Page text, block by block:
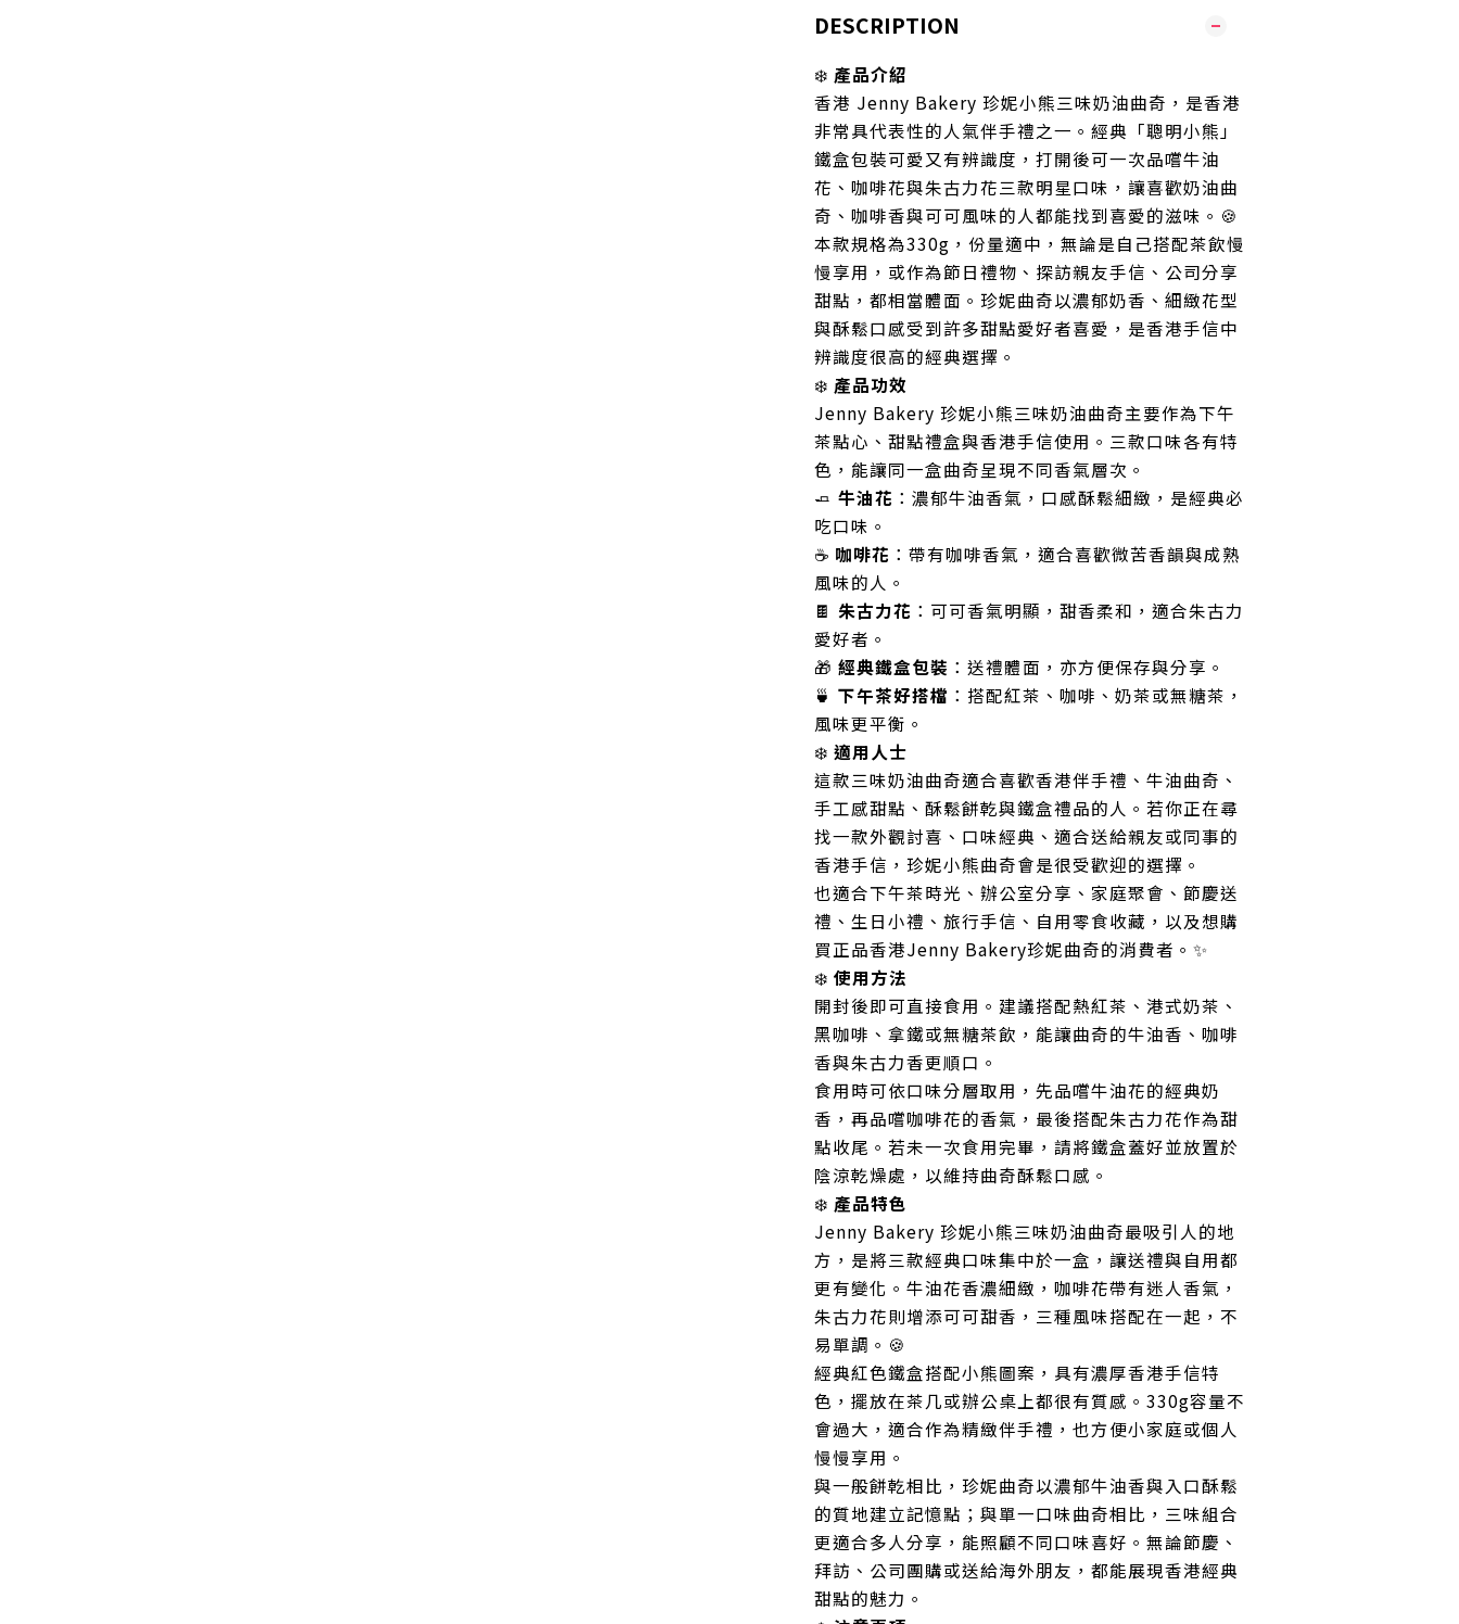
DESCRIPTION
❄️ 產品介紹
香港 Jenny Bakery 珍妮小熊三味奶油曲奇，是香港
非常具代表性的人氣伴手禮之一。經典「聰明小熊」
鐵盒包裝可愛又有辨識度，打開後可一次品嚐牛油
花、咖啡花與朱古力花三款明星口味，讓喜歡奶油曲
奇、咖啡香與可可風味的人都能找到喜愛的滋味。🍪
本款規格為330g，份量適中，無論是自己搭配茶飲慢
慢享用，或作為節日禮物、探訪親友手信、公司分享
甜點，都相當體面。珍妮曲奇以濃郁奶香、細緻花型
與酥鬆口感受到許多甜點愛好者喜愛，是香港手信中
辨識度很高的經典選擇。
❄️ 產品功效
Jenny Bakery 珍妮小熊三味奶油曲奇主要作為下午
茶點心、甜點禮盒與香港手信使用。三款口味各有特
色，能讓同一盒曲奇呈現不同香氣層次。
🧈 牛油花 ：濃郁牛油香氣，口感酥鬆細緻，是經典必
吃口味。
☕ 咖啡花 ：帶有咖啡香氣，適合喜歡微苦香韻與成熟
風味的人。
🍫 朱古力花 ：可可香氣明顯，甜香柔和，適合朱古力
愛好者。
🎁 經典鐵盒包裝 ：送禮體面，亦方便保存與分享。
🍵 下午茶好搭檔 ：搭配紅茶、咖啡、奶茶或無糖茶，
風味更平衡。
❄️ 適用人士
這款三味奶油曲奇適合喜歡香港伴手禮、牛油曲奇、
手工感甜點、酥鬆餅乾與鐵盒禮品的人。若你正在尋
找一款外觀討喜、口味經典、適合送給親友或同事的
香港手信，珍妮小熊曲奇會是很受歡迎的選擇。
也適合下午茶時光、辦公室分享、家庭聚會、節慶送
禮、生日小禮、旅行手信、自用零食收藏，以及想購
買正品香港Jenny Bakery珍妮曲奇的消費者。✨
❄️ 使用方法
開封後即可直接食用。建議搭配熱紅茶、港式奶茶、
黑咖啡、拿鐵或無糖茶飲，能讓曲奇的牛油香、咖啡
香與朱古力香更順口。
食用時可依口味分層取用，先品嚐牛油花的經典奶
香，再品嚐咖啡花的香氣，最後搭配朱古力花作為甜
點收尾。若未一次食用完畢，請將鐵盒蓋好並放置於
陰涼乾燥處，以維持曲奇酥鬆口感。
❄️ 產品特色
Jenny Bakery 珍妮小熊三味奶油曲奇最吸引人的地
方，是將三款經典口味集中於一盒，讓送禮與自用都
更有變化。牛油花香濃細緻，咖啡花帶有迷人香氣，
朱古力花則增添可可甜香，三種風味搭配在一起，不
易單調。🍪
經典紅色鐵盒搭配小熊圖案，具有濃厚香港手信特
色，擺放在茶几或辦公桌上都很有質感。330g容量不
會過大，適合作為精緻伴手禮，也方便小家庭或個人
慢慢享用。
與一般餅乾相比，珍妮曲奇以濃郁牛油香與入口酥鬆
的質地建立記憶點；與單一口味曲奇相比，三味組合
更適合多人分享，能照顧不同口味喜好。無論節慶、
拜訪、公司團購或送給海外朋友，都能展現香港經典
甜點的魅力。